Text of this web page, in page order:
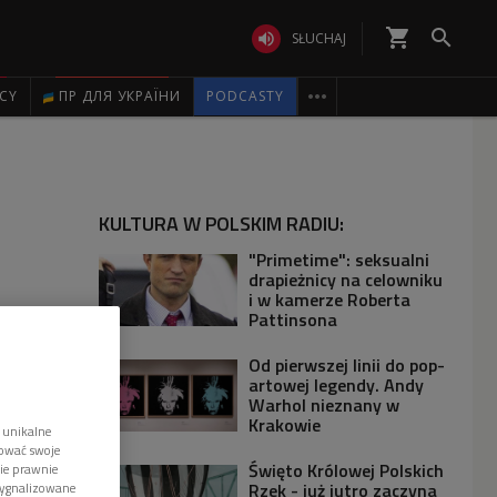
 SŁUCHAJ shopping_cart 
ПР ДЛЯ УКРАЇНИ PODCASTY 
KULTURA W POLSKIM RADIU:
"Primetime": seksualni
drapieżnicy na celowniku
i w kamerze Roberta
Pattinsona
Od pierwszej linii do pop-
artowej legendy. Andy
Warhol nieznany w
Krakowie
Święto Królowej Polskich
Rzek - już jutro zaczyna
swoje
prawnie